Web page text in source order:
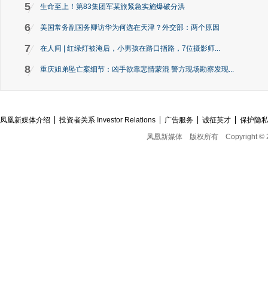
5 生命至上！第83集团军某旅紧急实施爆破分洪
6 美国常务副国务卿访华为何选在天津？外交部：两个原因
7 在人间 | 红绿灯被淹后，小男孩在路口指路，7位摄影师...
8 重庆姐弟坠亡案细节：凶手欲靠悲情蒙混 警方现场勘察发现...
凤凰新媒体介绍 投资者关系 Investor Relations 广告服务 诚征英才
保护隐
凤凰新媒体
版权所有 Copyright ©